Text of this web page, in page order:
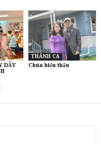
DẪY
THÁNH CA
Chúa hiểu thấu